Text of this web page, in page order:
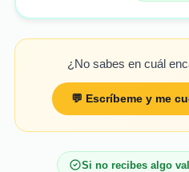
¿No sabes en cuál
💬 Escríbeme y me
Si no recibes algo